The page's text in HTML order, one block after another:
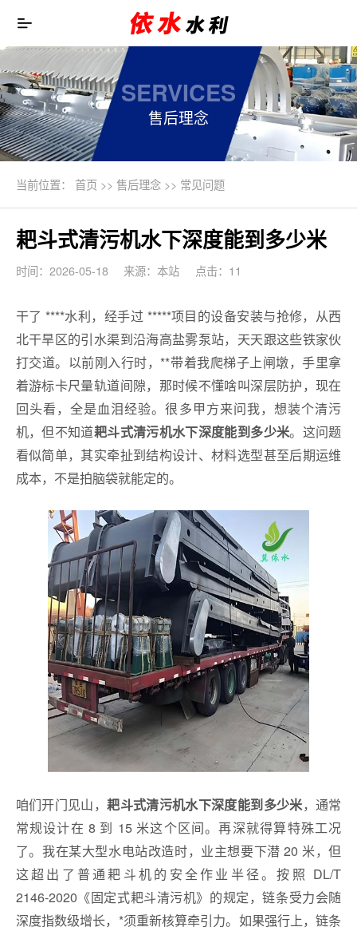
SERVICES
售后理念
当前位置： 首页>> 售后理念>> 常见问题
耙斗式清污机水下深度能到多少米
时间：2026-05-18 来源：本站 点击：11
干了 ****水利，经手过 *****项目的设备安装与抢修，从西
北干旱区的引水渠到沿海高盐雾泵站，天天跟这些铁家伙
打交道。以前刚入行时，**带着我爬梯子上闸墩，手里拿
着游标卡尺量轨道间隙，那时候不懂啥叫深层防护，现在
回头看，全是血泪经验。很多甲方来问我，想装个清污
机，但不知道耙斗式清污机水下深度能到多少米。这问题
看似简单，其实牵扯到结构设计、材料选型甚至后期运维
成本，不是拍脑袋就能定的。
咱们开门见山，耙斗式清污机水下深度能到多少米，通常
常规设计在 8 到 15 米这个区间。再深就得算特殊工况
了。我在某大型水电站改造时，业主想要下潜 20 米，但
这超出了普通耙斗机的安全作业半径。按照 DL/T
2146‑2020《固定式耙斗清污机》的规定，链条受力会随
深度指数级增长，*须重新核算牵引力。如果强行上，链条